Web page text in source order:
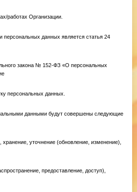
работах Организации.
персональных данных является статья 24
закона № 152-ФЗ «О персональных
персональных данных.
данными будут совершены следующие
хранение, уточнение (обновление, изменение),
предоставление, доступ),